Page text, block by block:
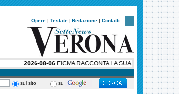
Opere | Testate | Redazione | Contatti
2026-08-06EICMA RACCONTA LA SUA STORIA: AL VIA
sul sito su